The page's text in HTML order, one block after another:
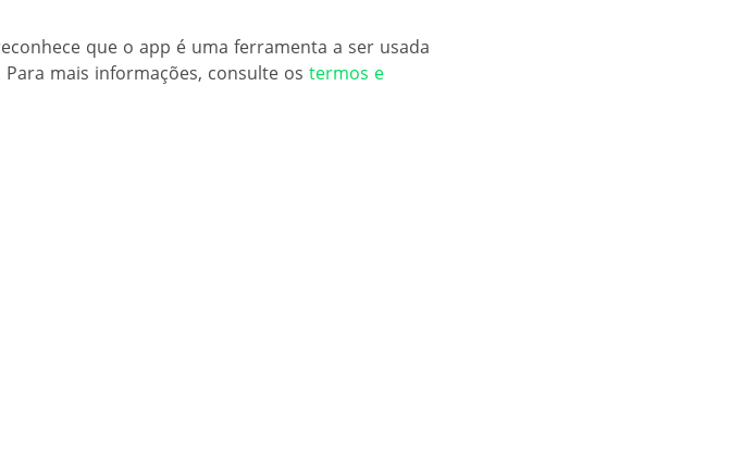
que o app é uma ferramenta a ser usada
mais informações, consulte os termos e